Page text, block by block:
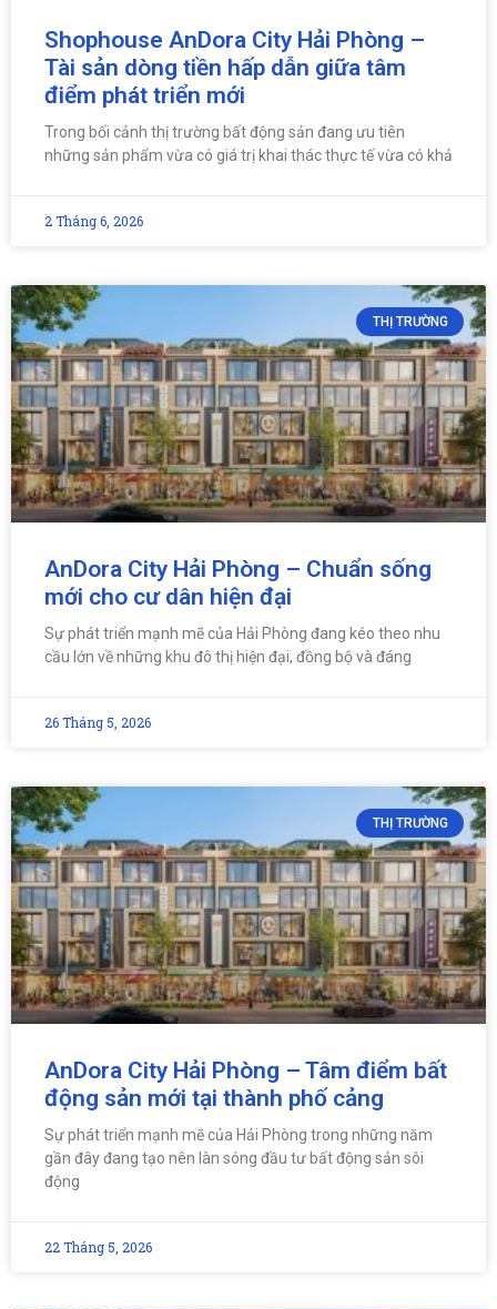
Shophouse AnDora City Hải Phòng –
Tài sản dòng tiền hấp dẫn giữa tâm
điểm phát triển mới
Trong bối cảnh thị trường bất động sản đang ưu tiên
những sản phẩm vừa có giá trị khai thác thực tế vừa có khả
2 Tháng 6, 2026
THỊ TRƯỜNG
AnDora City Hải Phòng – Chuẩn sống
mới cho cư dân hiện đại
Sự phát triển mạnh mẽ của Hải Phòng đang kéo theo nhu
cầu lớn về những khu đô thị hiện đại, đồng bộ và đáng
26 Tháng 5, 2026
THỊ TRƯỜNG
AnDora City Hải Phòng – Tâm điểm bất
động sản mới tại thành phố cảng
Sự phát triển mạnh mẽ của Hải Phòng trong những năm
gần đây đang tạo nên làn sóng đầu tư bất động sản sôi
động
22 Tháng 5, 2026